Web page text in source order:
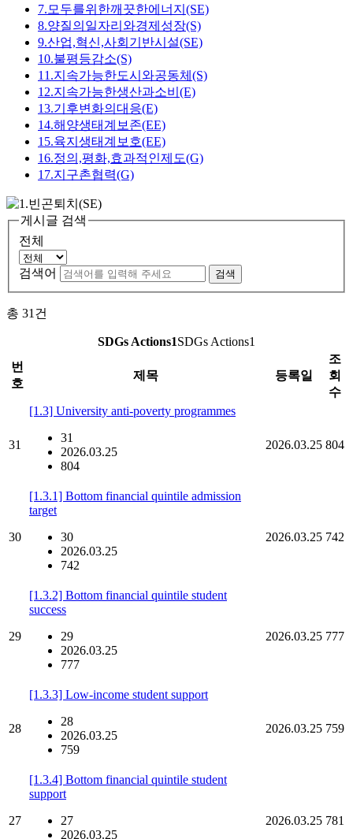
7.모두를위한깨끗한에너지(SE)
8.양질의일자리와경제성장(S)
9.산업,혁신,사회기반시설(SE)
10.불평등감소(S)
11.지속가능한도시와공동체(S)
12.지속가능한생산과소비(E)
13.기후변화의대응(E)
14.해양생태계보존(EE)
15.육지생태계보호(EE)
16.정의,평화,효과적인제도(G)
17.지구촌협력(G)
게시글 검색
전체
검색어 검색
총 31 건
SDGs Actions1SDGs Actions1
번
호
제목 등록일
조
회
수
31
[1.3] University anti-poverty programmes
31
2026.03.25
804
2026.03.25 804
30
[1.3.1] Bottom financial quintile admission
target
30
2026.03.25
742
2026.03.25 742
29
[1.3.2] Bottom financial quintile student
success
29
2026.03.25
777
2026.03.25 777
28
[1.3.3] Low-income student support
28
2026.03.25
759
2026.03.25 759
27
[1.3.4] Bottom financial quintile student
support
27
2026.03.25
2026.03.25 781